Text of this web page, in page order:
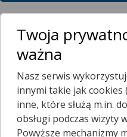
Placówki
Przychodnie w
Zdroje
Wybierz dzielnicę
BABIN
BARNUCIN
BEZRZECZE
Twoja
ważna
Nasz serwis
innymi takie jak cookies
inne, które służą m.in.
obsługi podczas wizyty
Powyższe mechanizmy